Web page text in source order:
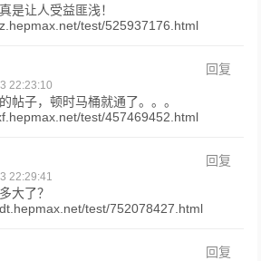
是让人受益匪浅！
test/525937176.html
回复
22:23:10
帖子，顿时马桶就通了。。。
test/457469452.html
回复
22:29:41
大了？
test/752078427.html
回复